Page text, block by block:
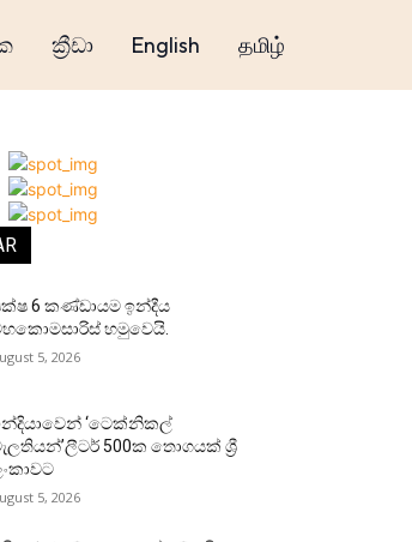
ක්‍රීඩා English தமிழ்
6 කණ්ඩායම ඉන්දීය
හමුවෙයි.
5, 2026
‘ටෙක්නිකල්
500ක තොගයක් ශ්‍රී
5, 2026